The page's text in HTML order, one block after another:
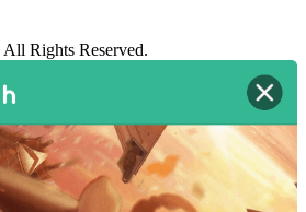
All Rights Reserved.